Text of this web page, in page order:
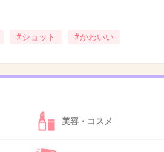
いい😂
#ショット #かわいい
美容・コスメ